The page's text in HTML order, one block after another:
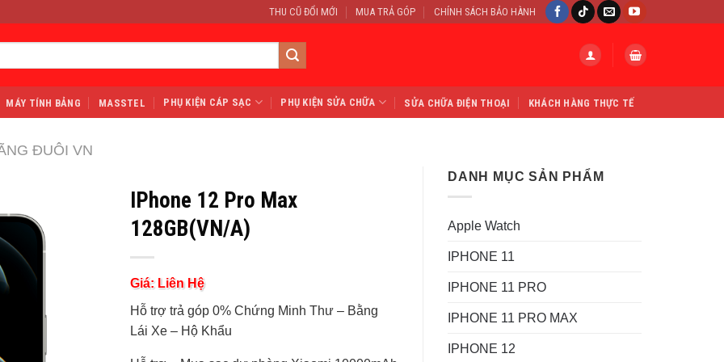
THU CŨ ĐỔI MỚI MUA TRẢ GÓP CHÍNH SÁCH BẢO HÀNH
MÁY TÍNH BẢNG MASSTEL PHỤ KIỆN CÁP SẠC PHỤ KIỆN SỬA CHỮA SỬA CHỮA ĐIỆN THOẠI KHÁCH HÀNG THỰC TẾ
ĐUÔI VN
DANH MỤC SẢN PHẨM
Apple Watch
IPHONE 11
IPHONE 11 PRO
IPHONE 11 PRO MAX
IPHONE 12
IPhone 12 Pro Max
128GB(VN/A)
Giá: Liên Hệ
Hỗ trợ trả góp 0% Chứng Minh Thư – Bằng
Lái Xe – Hộ Khẩu